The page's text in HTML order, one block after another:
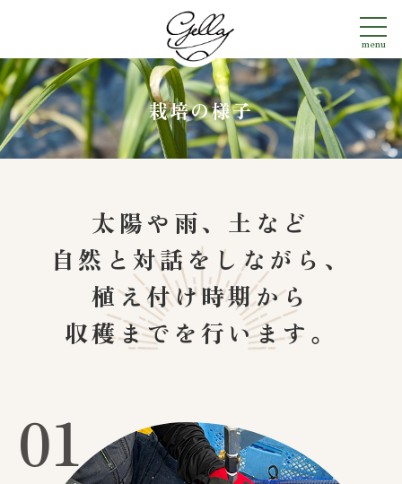
栽培の様子
太陽や雨、土など
自然と対話をしながら、
植え付け時期から
収穫までを行います。
01
menu